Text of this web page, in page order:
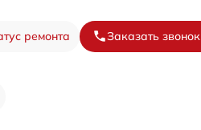
ремонта Заказать звонок